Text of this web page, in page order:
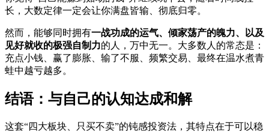
长，大数定律一定会让你满盘皆输、彻底归零。
然而，能够同时拥有一战功成的运气、倾家荡产的魄力、以及
见好就收的极强自制力的人，万中无一。大多数人的常态是：
充点小钱、赢了膨胀、输了不服、频繁交易、最终在温水煮青
蛙中越亏越多。
结语：与自己的认知达成和解
这套“四大板块、只买不卖”的钝感投资法，其特点在于可以稳